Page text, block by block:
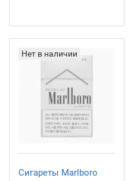
Нет в наличии
Сигареты Marlboro